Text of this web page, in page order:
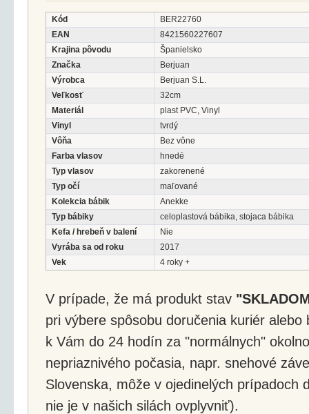
Kód
BER22760
EAN
8421560227607
Krajina pôvodu
Španielsko
Značka
Berjuan
Výrobca
Berjuan S.L.
Veľkosť
32cm
Materiál
plast PVC, Vinyl
Vinyl
tvrdý
Vôňa
Bez vône
Farba vlasov
hnedé
Typ vlasov
zakorenené
Typ očí
maľované
Kolekcia bábik
Anekke
Typ bábiky
celoplastová bábika, stojaca bábika
Kefa / hrebeň v balení
Nie
Vyrába sa od roku
2017
Vek
4 roky +
V prípade, že má produkt stav
pri výbere spôsobu doručenia kuriér
k Vám do 24 hodín za "normálnych"
nepriaznivého počasia, napr. snehové
Slovenska, môže v ojedinelých prípadoch
nie je v našich silách ovplyvniť).